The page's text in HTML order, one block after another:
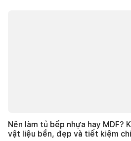
Nên làm tủ bếp nhựa hay MDF?
vật liệu bền, đẹp và tiết kiệm